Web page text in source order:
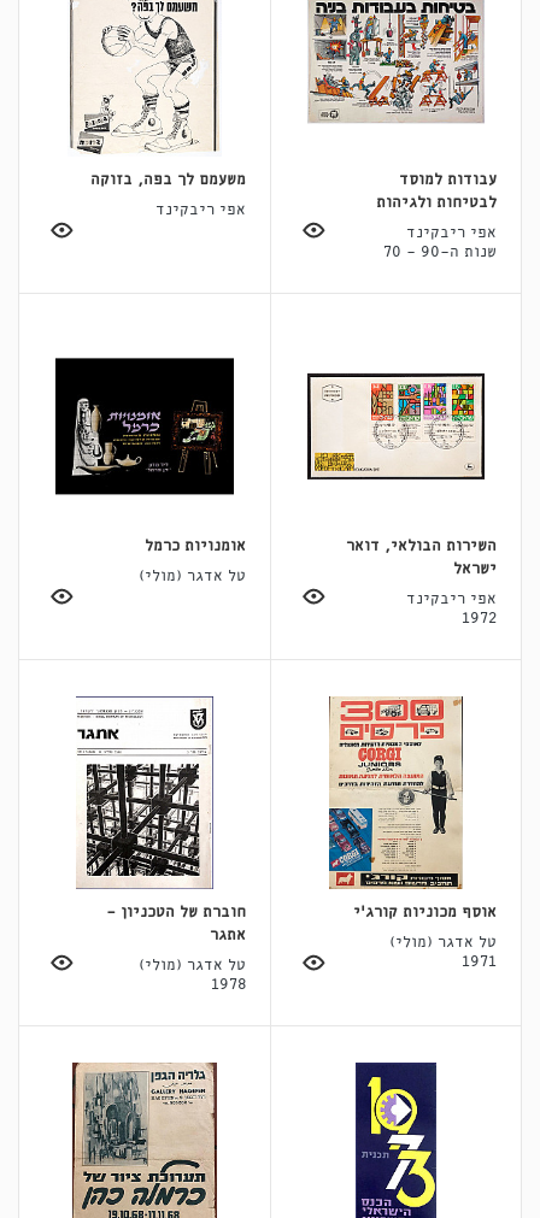
עבודות למוסד
לבטיחות ולגיהות
אפי ריבקינד
שנות ה-90 - 70
משעמם לך בפה, בזוקה
אפי ריבקינד
השירות הבולאי, דואר
ישראל
אפי ריבקינד
1972
אומנויות כרמל
טל אדגר (מולי)
אוסף מכוניות קורג'י
טל אדגר (מולי)
1971
חוברת של הטכניון -
אתגר
טל אדגר (מולי)
1978